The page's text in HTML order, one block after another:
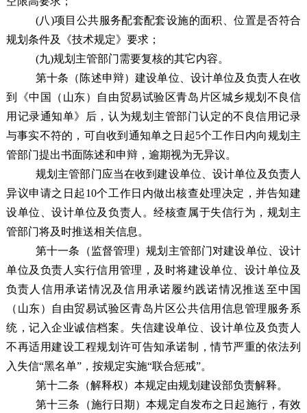
(八)项目公共服务配套配套设施的面积、位置是否符合
规划条件及《技术规定》要求；
(九)规划主管部门需要复核的其它内容。
第十条 （陈述申辩）建设单位、设计单位及负责人在收
到《中国（山东）自由贸易试验区青岛片区城乡规划不良信
用记录通知单》后，认为规划主管部门认定的不良信用记录
与事实不符的，可自收到通知单之日起5个工作日内向规划主
管部门提出书面陈述和申辩，逾期视为无异议。
规划主管部门应当在收到建设单位、设计单位及负责人
异议申请之日起10个工作日内做出核查处理决定，并告知建
设单位、设计单位及负责人。经核查属于失信行为，规划主
管部门将及时推送相关信息。
第十一条 （监督管理）规划主管部门对建设单位、设计
单位及负责人实行信用管理，及时将建设单位、设计单位及
负责人信用承诺情况及信用承诺履约践诺情况推送至中国
（山东）自由贸易试验区青岛片区公共信用信息管理服务系
统，记入企业诚信档案。失信建设单位、设计单位及负责人
不再适用建设工程规划许可告知承诺制，情节严重的依法列
入失信“黑名单”，按规定实施“联合惩戒”。
第十二条 （解释权） 本规定由规划建设部负责解释。
第十三条 （施行日期）本规定自发布之日起施行，有效